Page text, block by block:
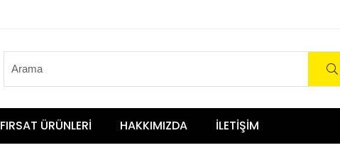
FIRSAT ÜRÜNLERİ HAKKIMIZDA İLETİŞİM